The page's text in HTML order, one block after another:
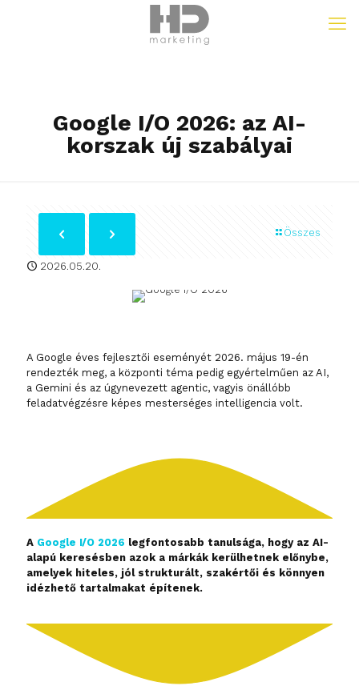
Google I/O 2026: az AI-
korszak új szabályai
Összes
2026.05.20.
A Google éves fejlesztői eseményét 2026. május 19-én
rendezték meg, a központi téma pedig egyértelműen az AI,
a Gemini és az úgynevezett agentic, vagyis önállóbb
feladatvégzésre képes mesterséges intelligencia volt.
A Google I/O 2026 legfontosabb tanulsága, hogy az AI-
alapú keresésben azok a márkák kerülhetnek előnybe,
amelyek hiteles, jól strukturált, szakértői és könnyen
idézhető tartalmakat építenek.